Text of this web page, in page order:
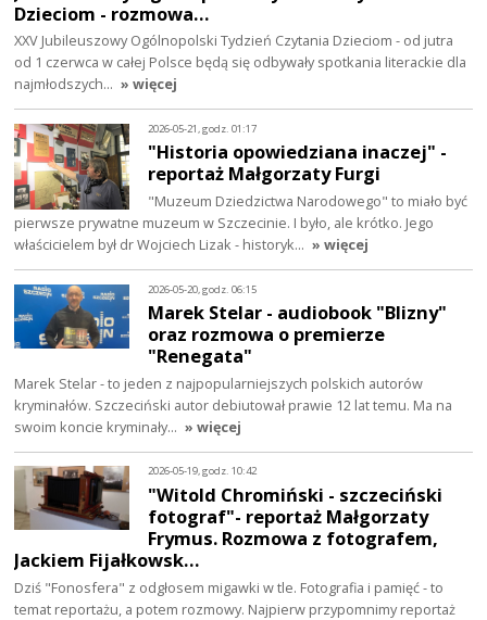
Dzieciom - rozmowa…
XXV Jubileuszowy Ogólnopolski Tydzień Czytania Dzieciom - od jutra
od 1 czerwca w całej Polsce będą się odbywały spotkania literackie dla
najmłodszych… » więcej
2026-05-21, godz. 01:17
"Historia opowiedziana inaczej" -
reportaż Małgorzaty Furgi
"Muzeum Dziedzictwa Narodowego" to miało być
pierwsze prywatne muzeum w Szczecinie. I było, ale krótko. Jego
właścicielem był dr Wojciech Lizak - historyk… » więcej
2026-05-20, godz. 06:15
Marek Stelar - audiobook "Blizny"
oraz rozmowa o premierze
"Renegata"
Marek Stelar - to jeden z najpopularniejszych polskich autorów
kryminałów. Szczeciński autor debiutował prawie 12 lat temu. Ma na
swoim koncie kryminały… » więcej
2026-05-19, godz. 10:42
"Witold Chromiński - szczeciński
fotograf"- reportaż Małgorzaty
Frymus. Rozmowa z fotografem,
Jackiem Fijałkowsk…
Dziś "Fonosfera" z odgłosem migawki w tle. Fotografia i pamięć - to
temat reportażu, a potem rozmowy. Najpierw przypomnimy reportaż